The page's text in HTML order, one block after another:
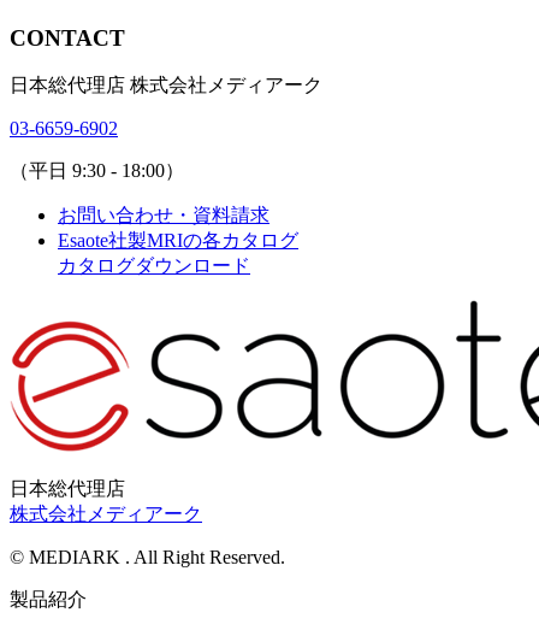
CONTACT
日本総代理店 株式会社メディアーク
03-6659-6902
（平日 9:30 - 18:00）
お問い合わせ・資料請求
Esaote社製MRIの各カタログ
カタログダウンロード
日本総代理店
株式会社メディアーク
© MEDIARK . All Right Reserved.
製品紹介